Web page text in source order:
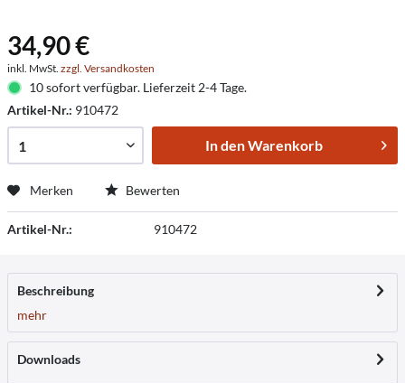
34,90 €
inkl. MwSt. zzgl. Versandkosten
10 sofort verfügbar. Lieferzeit 2-4 Tage.
Artikel-Nr.: 910472
In denWarenkorb
Merken Bewerten
Artikel-Nr.: 910472
Beschreibung
mehr
Downloads